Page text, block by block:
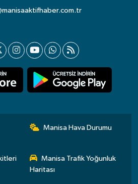
Manisa Hava Durumu
Manisa Trafik Yoğunluk
Haritası